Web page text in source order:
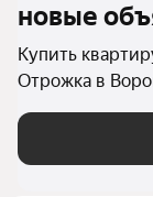
новые
Купить
Отрожка в